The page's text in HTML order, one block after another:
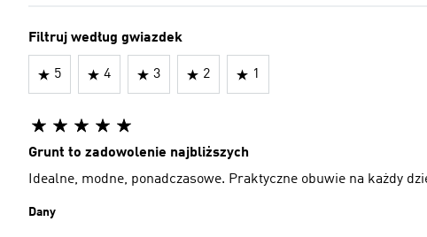
Filtruj według gwiazdek
5 4 3 2 1
Grunt to zadowolenie najbliższych
Idealne, modne, ponadczasowe. Praktyczne obuwie na każdy
Dany